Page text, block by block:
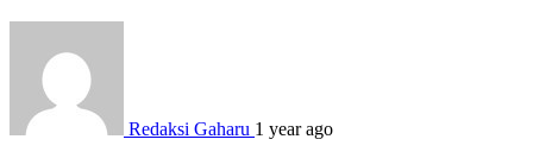
Redaksi Gaharu 1 year ago